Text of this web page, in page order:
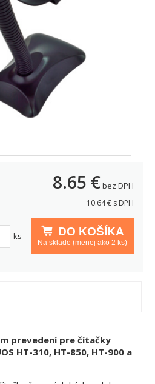
8.65 €bez DPH
10.64€ s DPH
DO KOŠÍKA
Na sklade (menej ako 2 ks)
ks
prevedení pre čítačky
HT-310, HT-850, HT-900 a